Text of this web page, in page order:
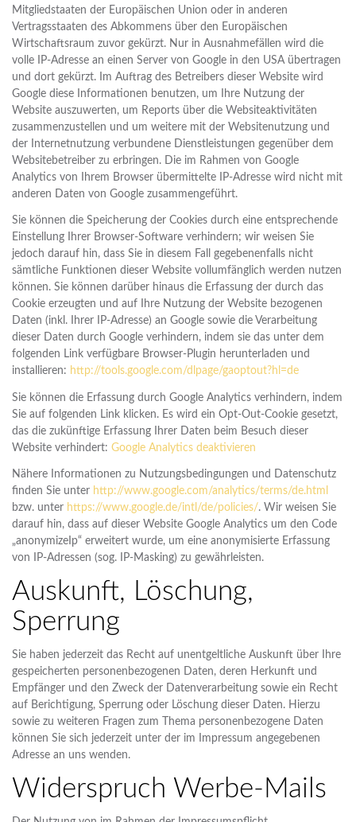
Mitgliedstaaten der Europäischen Union oder in anderen
Vertragsstaaten des Abkommens über den Europäischen
Wirtschaftsraum zuvor gekürzt. Nur in Ausnahmefällen wird die
volle IP-Adresse an einen Server von Google in den USA übertragen
und dort gekürzt. Im Auftrag des Betreibers dieser Website wird
Google diese Informationen benutzen, um Ihre Nutzung der
Website auszuwerten, um Reports über die Websiteaktivitäten
zusammenzustellen und um weitere mit der Websitenutzung und
der Internetnutzung verbundene Dienstleistungen gegenüber dem
Websitebetreiber zu erbringen. Die im Rahmen von Google
Analytics von Ihrem Browser übermittelte IP-Adresse wird nicht mit
anderen Daten von Google zusammengeführt.
Sie können die Speicherung der Cookies durch eine entsprechende
Einstellung Ihrer Browser-Software verhindern; wir weisen Sie
jedoch darauf hin, dass Sie in diesem Fall gegebenenfalls nicht
sämtliche Funktionen dieser Website vollumfänglich werden nutzen
können. Sie können darüber hinaus die Erfassung der durch das
Cookie erzeugten und auf Ihre Nutzung der Website bezogenen
Daten (inkl. Ihrer IP-Adresse) an Google sowie die Verarbeitung
dieser Daten durch Google verhindern, indem sie das unter dem
folgenden Link verfügbare Browser-Plugin herunterladen und
installieren: http://tools.google.com/dlpage/gaoptout?hl=de
Sie können die Erfassung durch Google Analytics verhindern, indem
Sie auf folgenden Link klicken. Es wird ein Opt-Out-Cookie gesetzt,
das die zukünftige Erfassung Ihrer Daten beim Besuch dieser
Website verhindert: Google Analytics deaktivieren
Nähere Informationen zu Nutzungsbedingungen und Datenschutz
finden Sie unter http://www.google.com/analytics/terms/de.html
bzw. unter https://www.google.de/intl/de/policies/. Wir weisen Sie
darauf hin, dass auf dieser Website Google Analytics um den Code
„anonymizeIp“ erweitert wurde, um eine anonymisierte Erfassung
von IP-Adressen (sog. IP-Masking) zu gewährleisten.
Auskunft, Löschung,
Sperrung
Sie haben jederzeit das Recht auf unentgeltliche Auskunft über Ihre
gespeicherten personenbezogenen Daten, deren Herkunft und
Empfänger und den Zweck der Datenverarbeitung sowie ein Recht
auf Berichtigung, Sperrung oder Löschung dieser Daten. Hierzu
sowie zu weiteren Fragen zum Thema personenbezogene Daten
können Sie sich jederzeit unter der im Impressum angegebenen
Adresse an uns wenden.
Widerspruch Werbe-Mails